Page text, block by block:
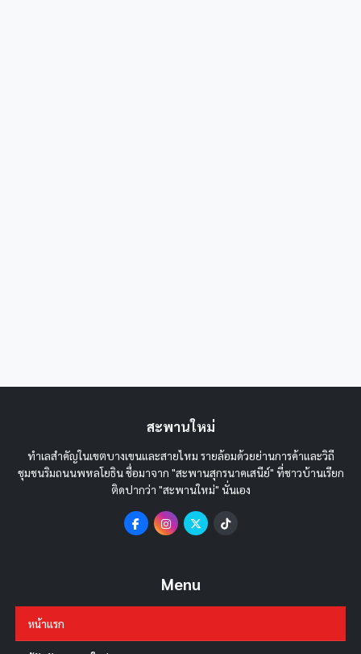
สะพานใหม่
ทำเลสำคัญในเขตบางเขนและสายไหม รายล้อมด้วยย่านการค้าและวิถี
ชุมชนริมถนนพหลโยธิน ชื่อมาจาก "สะพานสุกรนาคเสนีย์" ที่ชาวบ้านเรียก
ติดปากว่า "สะพานใหม่" นั่นเอง
Menu
หน้าแรก